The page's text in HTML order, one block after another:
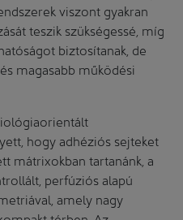
viszont gyakran
teszik szükségessé, míg
biztosítanak, de
magasabb működési
hogy adhéziós sejteket
mátrixokban tartanánk, a
perfúziós alapú
amely nagy